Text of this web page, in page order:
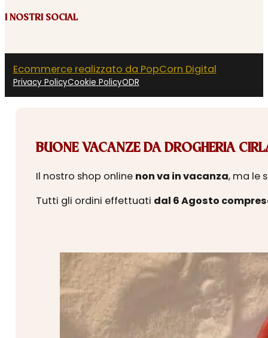
I NOSTRI SOCIAL
Ecommerce realizzato da PopCorn Digital
Privacy PolicyCookie PolicyODR
BUONE VACANZE DA DROGHERIA
Il nostro shop online non va in vacanza, ma le
Tutti gli ordini effettuati dal 6 Agosto